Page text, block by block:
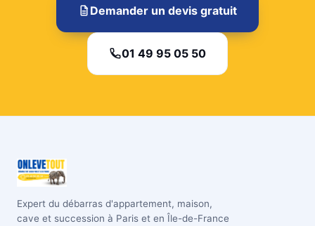
Demander un devis gratuit
01 49 95 05 50
Expert du débarras d'appartement, maison,
cave et succession à Paris et en Île-de-France